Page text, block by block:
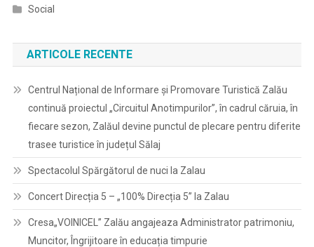
Social
ARTICOLE RECENTE
Centrul Național de Informare și Promovare Turistică Zalău
continuă proiectul „Circuitul Anotimpurilor”, în cadrul căruia, în
fiecare sezon, Zalăul devine punctul de plecare pentru diferite
trasee turistice în județul Sălaj
Spectacolul Spărgătorul de nuci la Zalau
Concert Direcția 5 – „100% Direcția 5” la Zalau
Cresa„VOINICEL” Zalău angajeaza Administrator patrimoniu,
Muncitor, Îngrijitoare în educația timpurie